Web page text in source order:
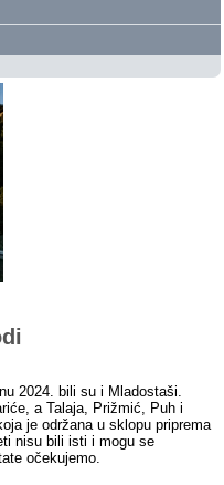
2024. bili su i Mladostaši.
a Talaja, Prižmić, Puh i
je održana u sklopu priprema
nisu bili isti i mogu se
očekujemo.